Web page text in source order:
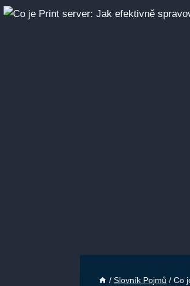
/ Slovník Pojmů / Co